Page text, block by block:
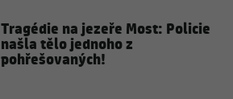
Tragédie na jezeře Most: Policie
našla tělo jednoho z
pohřešovaných!